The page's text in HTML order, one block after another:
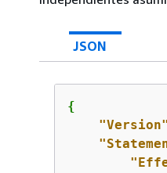
JSON
{
"Version"